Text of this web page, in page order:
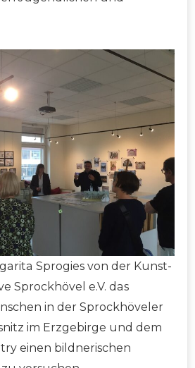
Sprogies von der Kunst-
Sprockhövel e.V. das
in der Sprockhöveler
im Erzgebirge und dem
einen bildnerischen